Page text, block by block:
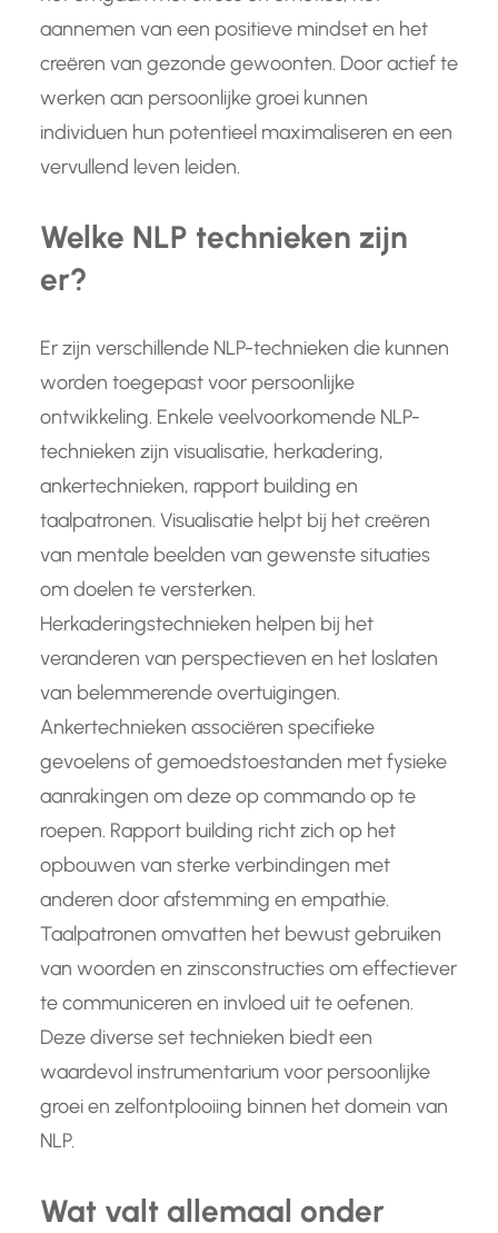
aannemen van een positieve mindset en het
creëren van gezonde gewoonten. Door actief te
werken aan persoonlijke groei kunnen
individuen hun potentieel maximaliseren en een
vervullend leven leiden.
Welke NLP technieken zijn
er?
Er zijn verschillende NLP-technieken die kunnen
worden toegepast voor persoonlijke
ontwikkeling. Enkele veelvoorkomende NLP-
technieken zijn visualisatie, herkadering,
ankertechnieken, rapport building en
taalpatronen. Visualisatie helpt bij het creëren
van mentale beelden van gewenste situaties
om doelen te versterken.
Herkaderingstechnieken helpen bij het
veranderen van perspectieven en het loslaten
van belemmerende overtuigingen.
Ankertechnieken associëren specifieke
gevoelens of gemoedstoestanden met fysieke
aanrakingen om deze op commando op te
roepen. Rapport building richt zich op het
opbouwen van sterke verbindingen met
anderen door afstemming en empathie.
Taalpatronen omvatten het bewust gebruiken
van woorden en zinsconstructies om effectiever
te communiceren en invloed uit te oefenen.
Deze diverse set technieken biedt een
waardevol instrumentarium voor persoonlijke
groei en zelfontplooiing binnen het domein van
NLP.
Wat valt allemaal onder